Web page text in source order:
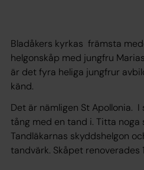
Bladåkers kyrkas främsta
helgonskåp med jungfru
är det fyra heliga jungfrur
känd.
Det är nämligen St Apollonia. I
tång med en tand i. Titta noga
Tandläkarnas skyddshelgon
tandvärk. Skåpet renoverades